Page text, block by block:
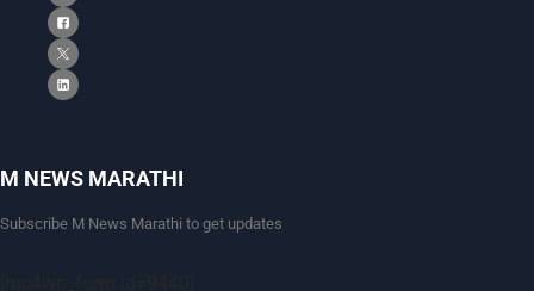
M NEWS MARATHI
Subscribe M News Marathi to get updates